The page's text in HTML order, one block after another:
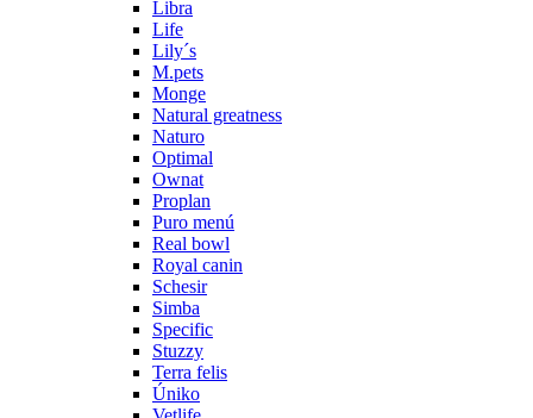
Libra
Life
Lily´s
M.pets
Monge
Natural greatness
Naturo
Optimal
Ownat
Proplan
Puro menú
Real bowl
Royal canin
Schesir
Simba
Specific
Stuzzy
Terra felis
Úniko